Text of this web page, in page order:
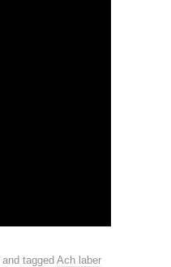
and tagged Ach laber